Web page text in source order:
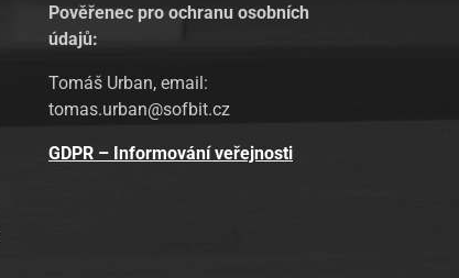
Pověřenec pro ochranu osobních
údajů:
Tomáš Urban, email:
tomas.urban@sofbit.cz
GDPR – Informování veřejnosti